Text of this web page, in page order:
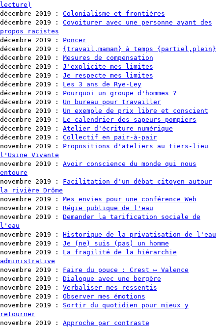
lecture)
décembre 2019
:
Colonialisme et frontières
décembre 2019
:
Covoiturer avec une personne ayant des
propos racistes
décembre 2019
:
Poncer
décembre 2019
:
{travail,maman} à temps {partiel,plein}
décembre 2019
:
Mesures de compensation
décembre 2019
:
J'explicite mes limites
décembre 2019
:
Je respecte mes limites
décembre 2019
:
Les 3 ans de Rye-Ley
décembre 2019
:
Pourquoi un groupe d'hommes ?
décembre 2019
:
Un bureau pour travailler
décembre 2019
:
Un exemple de prix libre et conscient
décembre 2019
:
Le calendrier des sapeurs-pompiers
décembre 2019
:
Atelier d'écriture numérique
décembre 2019
:
Collectif en pair-à-pair
novembre 2019
:
Propositions d'ateliers au tiers-lieu
l'Usine Vivante
novembre 2019
:
Avoir conscience du monde qui nous
entoure
novembre 2019
:
Facilitation d'un débat citoyen autour
la rivière Drôme
novembre 2019
:
Mes envies pour une conférence Web
novembre 2019
:
Régie publique de l'eau
novembre 2019
:
Demander la tarification sociale de
l'eau
novembre 2019
:
Historique de la privatisation de l'eau
novembre 2019
:
Je (ne) suis (pas) un homme
novembre 2019
:
La fragilité de la hiérarchie
administrative
novembre 2019
:
Faire du pouce : Crest ↦ Valence
novembre 2019
:
Dialogue avec une bergère
novembre 2019
:
Verbaliser mes ressentis
novembre 2019
:
Observer mes émotions
novembre 2019
:
Sortir du quotidien pour mieux y
retourner
novembre 2019
:
Approche par contraste